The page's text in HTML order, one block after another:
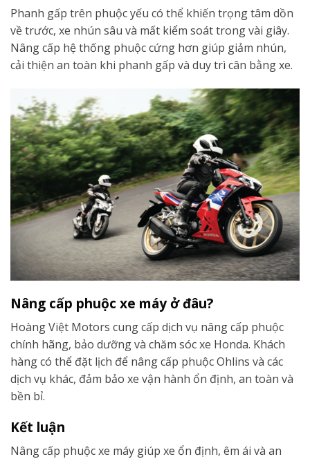
Phanh gấp trên phuộc yếu có thể khiến trọng tâm dồn
về trước, xe nhún sâu và mất kiểm soát trong vài giây.
Nâng cấp hệ thống phuộc cứng hơn giúp giảm nhún,
cải thiện an toàn khi phanh gấp và duy trì cân bằng xe.
Nâng cấp phuộc xe máy ở đâu?
Hoàng Việt Motors cung cấp dịch vụ nâng cấp phuộc
chính hãng, bảo dưỡng và chăm sóc xe Honda. Khách
hàng có thể đặt lịch để nâng cấp phuộc Ohlins và các
dịch vụ khác, đảm bảo xe vận hành ổn định, an toàn và
bền bỉ.
Kết luận
Nâng cấp phuộc xe máy giúp xe ổn định, êm ái và an